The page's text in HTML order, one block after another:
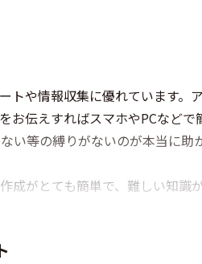
トや情報収集に優れています
お伝えすればスマホやPCなどで
い等の縛りがないのが本当に
成がとても簡単で、難しい知識